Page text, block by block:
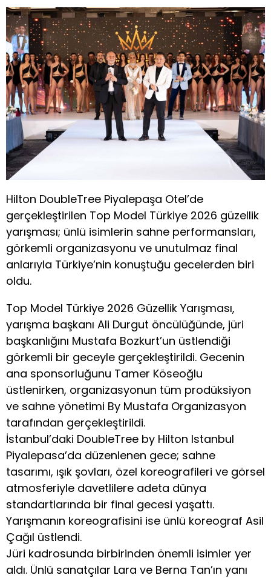
Hilton DoubleTree Piyalepaşa Otel’de
gerçekleştirilen Top Model Türkiye 2026 güzellik
yarışması; ünlü isimlerin sahne performansları,
görkemli organizasyonu ve unutulmaz final
anlarıyla Türkiye’nin konuştuğu gecelerden biri
oldu.
Top Model Türkiye 2026 Güzellik Yarışması,
yarışma başkanı Ali Durgut öncülüğünde, jüri
başkanlığını Mustafa Bozkurt’un üstlendiği
görkemli bir geceyle gerçekleştirildi. Gecenin
ana sponsorluğunu Tamer Köseoğlu
üstlenirken, organizasyonun tüm prodüksiyon
ve sahne yönetimi By Mustafa Organizasyon
tarafından gerçekleştirildi.
İstanbul’daki DoubleTree by Hilton Istanbul
Piyalepasa’da düzenlenen gece; sahne
tasarımı, ışık şovları, özel koreografileri ve görsel
atmosferiyle davetlilere adeta dünya
standartlarında bir final gecesi yaşattı.
Yarışmanın koreografisini ise ünlü koreograf Asil
Çağıl üstlendi.
Jüri kadrosunda birbirinden önemli isimler yer
aldı. Ünlü sanatçılar Lara ve Berna Tan’ın yanı